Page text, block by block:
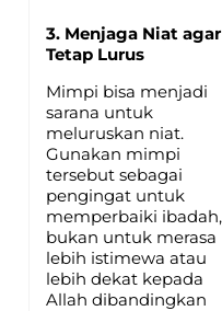
3. Menjaga Niat agar
Tetap Lurus
Mimpi bisa menjadi
sarana untuk
meluruskan niat.
Gunakan mimpi
tersebut sebagai
pengingat untuk
memperbaiki ibadah,
bukan untuk merasa
lebih istimewa atau
lebih dekat kepada
Allah dibandingkan